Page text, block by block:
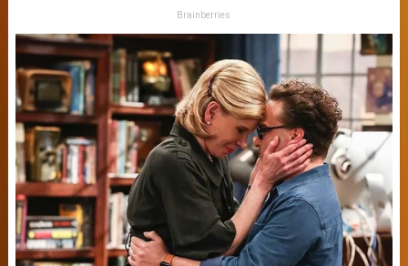
Brainberries